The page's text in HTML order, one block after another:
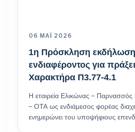
06 ΜΆΙ 2026
1η Πρόσκληση
ενδιαφέροντος για
Χαρακτήρα Π3.77-4.1
Η εταιρεία Ελικώνας –
– ΟΤΑ ως ενδιάμεσος φορέας
ενημερώνει του υποψήφιους